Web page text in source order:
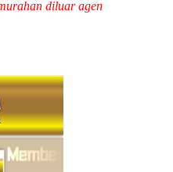
diluar agen